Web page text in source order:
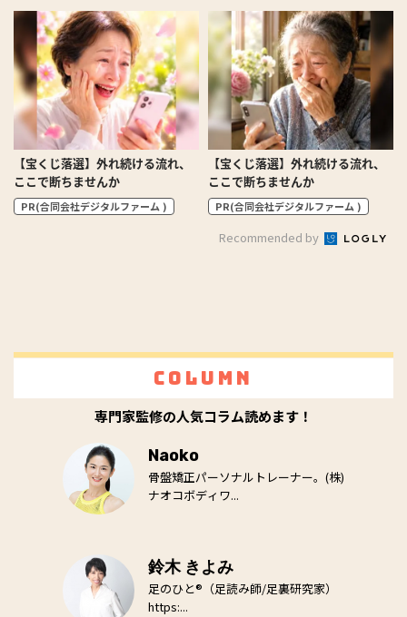
【宝くじ落選】外れ続ける流れ、
ここで断ちませんか
PR(合同会社デジタルファーム )
【宝くじ落選】外れ続ける流れ、
ここで断ちませんか
PR(合同会社デジタルファーム )
Recommended by
Column
専門家監修の人気コラム読めます！
Naoko
骨盤矯正パーソナルトレーナー。(株)
ナオコボディワ...
鈴木 きよみ
足のひと®（足読み師/足裏研究家）
https:...